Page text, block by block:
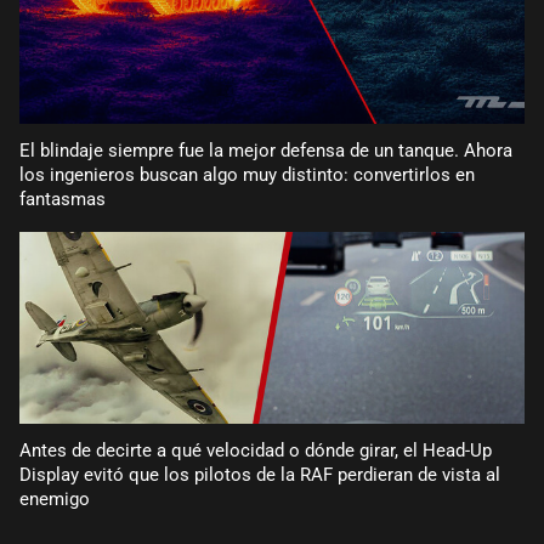
El blindaje siempre fue la mejor defensa de un tanque. Ahora
los ingenieros buscan algo muy distinto: convertirlos en
fantasmas
Antes de decirte a qué velocidad o dónde girar, el Head-Up
Display evitó que los pilotos de la RAF perdieran de vista al
enemigo